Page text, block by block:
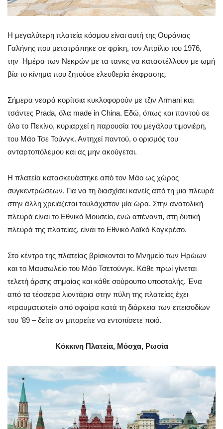
Η μεγαλύτερη πλατεία κόσμου είναι αυτή της Ουράνιας
Γαλήνης που μετατράπηκε σε φρίκη, τον Απρίλιο του 1976,
την Ημέρα των Νεκρών με τα τανκς να καταστέλλουν με ωμή
βία το κίνημα που ζητούσε ελευθερία έκφρασης.
Σήμερα νεαρά κορίτσια κυκλοφορούν με τζιν Armani και
τσάντες Prada, όλα made in China. Εδώ, όπως και παντού σε
όλο το Πεκίνο, κυριαρχεί η παρουσία του μεγάλου τιμονιέρη,
του Μάο Τσε Τούνγκ. Αντηχεί παντού, ο ορισμός του
ανταρτοπόλεμου και ας μην ακούγεται.
Η πλατεία κατασκευάστηκε από τον Μάο ως χώρος
συγκεντρώσεων. Για να τη διασχίσει κανείς από τη μια πλευρά
στην άλλη χρειάζεται τουλάχιστον μία ώρα. Στην ανατολική
πλευρά είναι το Εθνικό Μουσείο, ενώ απέναντι, στη δυτική
πλευρά της πλατείας, είναι το Εθνικό Λαϊκό Κογκρέσο.
Στο κέντρο της πλατείας βρίσκονται το Μνημείο των Ηρώων
και το Μαυσωλείο του Μάο Τσετούνγκ. Κάθε πρωί γίνεται
τελετή άρσης σημαίας και κάθε σούρουπο υποστολής. Ένα
από τα τέσσερα λιοντάρια στην πύλη της πλατείας έχει
«τραυματιστεί» από σφαίρα κατά τη διάρκεια των επεισοδίων
του ’89 – δείτε αν μπορείτε να εντοπίσετε ποιό.
Κόκκινη Πλατεία, Μόσχα, Ρωσία